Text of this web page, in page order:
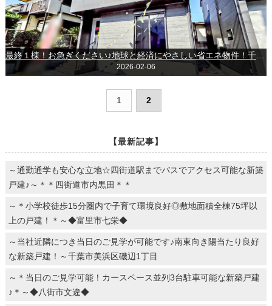
最終１棟！お急ぎください♪地球と経済にやさしい省エネ物件！千葉市若葉区千城台西１丁目
2026-02-06
1 2
【最新記事】
～通勤通学も安心な立地☆四街道駅までバスでアクセス可能な新築
戸建♪～＊＊四街道市内黒田＊＊
～＊小学校徒歩15分圏内で子育て環境良好◎敷地面積全棟75坪以
上の戸建！＊～◆富里市七栄◆
～当社近隣につき当日のご見学が可能です♪南東向き陽当たり良好
な新築戸建！～千葉市美浜区磯辺1丁目
～＊当日のご見学可能！カースペース並列3台駐車可能な新築戸建
♪＊～◆八街市文違◆